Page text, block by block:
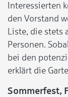
Interessierten
den Vorstand
Liste, die stets
Personen.
bei den
erklärt die
Sommerfest,